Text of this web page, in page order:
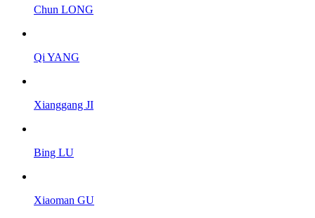
Chun LONG
Qi YANG
Xianggang JI
Bing LU
Xiaoman GU